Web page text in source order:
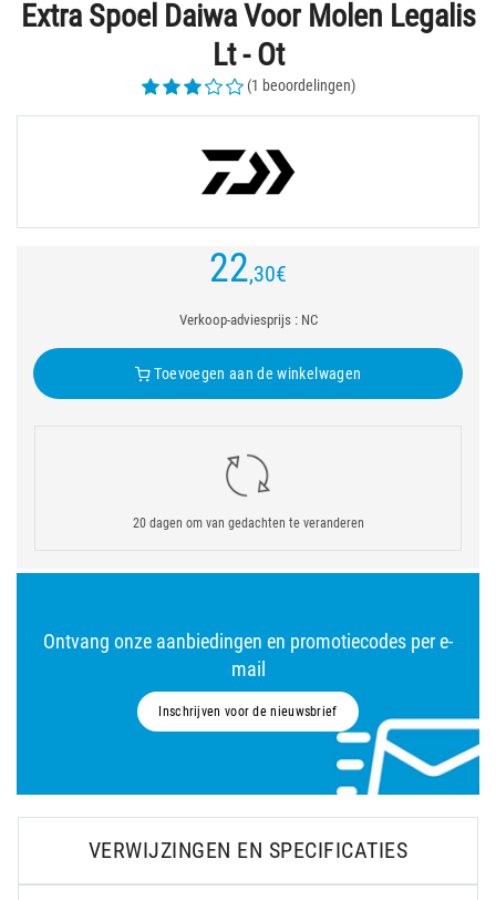
Extra Spoel Daiwa Voor Molen Legalis
Lt - Ot
(1 beoordelingen)
22,30€
Verkoop-adviesprijs : NC
Toevoegen aan de winkelwagen
20 dagen om van gedachten te veranderen
Ontvang onze aanbiedingen en promotiecodes per e-
mail
Inschrijven voor de nieuwsbrief
VERWIJZINGEN EN SPECIFICATIES